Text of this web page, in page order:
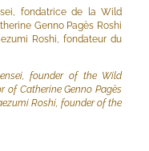
fondatrice de la Wild
Genno Pagès Roshi
Roshi, fondateur du
founder of the Wild
of Catherine Genno Pagès
Roshi, founder of the